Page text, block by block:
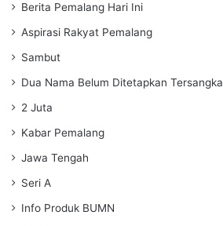
Berita Pemalang Hari Ini
Aspirasi Rakyat Pemalang
Sambut
Dua Nama Belum Ditetapkan Tersangka
2 Juta
Kabar Pemalang
Jawa Tengah
Seri A
Info Produk BUMN